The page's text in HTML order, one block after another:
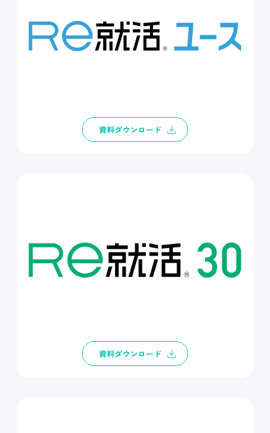
資料ダウンロード
資料ダウンロード